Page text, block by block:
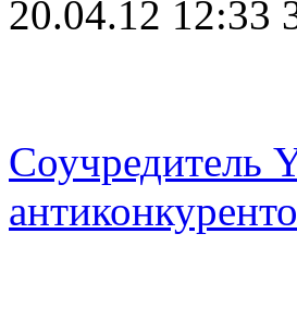
20.04.12 12:33
Соучредитель